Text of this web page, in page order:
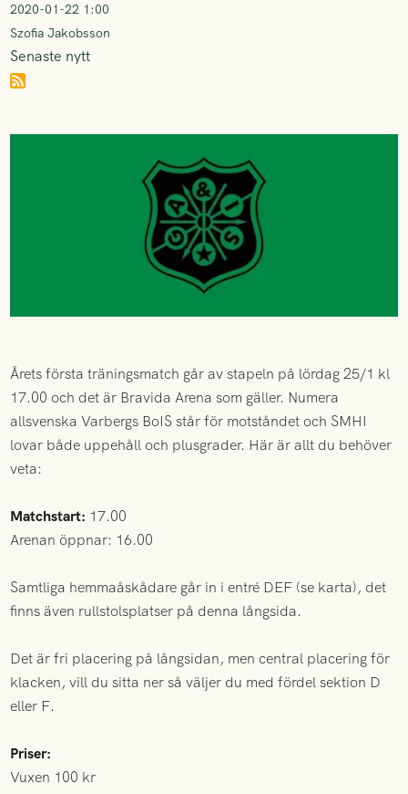
2020-01-22 1:00
Szofia Jakobsson
Senaste nytt
Årets första träningsmatch går av stapeln på lördag 25/1 kl
17.00 och det är Bravida Arena som gäller. Numera
allsvenska Varbergs BoIS står för motståndet och SMHI
lovar både uppehåll och plusgrader. Här är allt du behöver
veta:
Matchstart: 17.00
Arenan öppnar: 16.00
Samtliga hemmaåskådare går in i entré DEF (se karta), det
finns även rullstolsplatser på denna långsida.
Det är fri placering på långsidan, men central placering för
klacken, vill du sitta ner så väljer du med fördel sektion D
eller F.
Priser:
Vuxen 100 kr